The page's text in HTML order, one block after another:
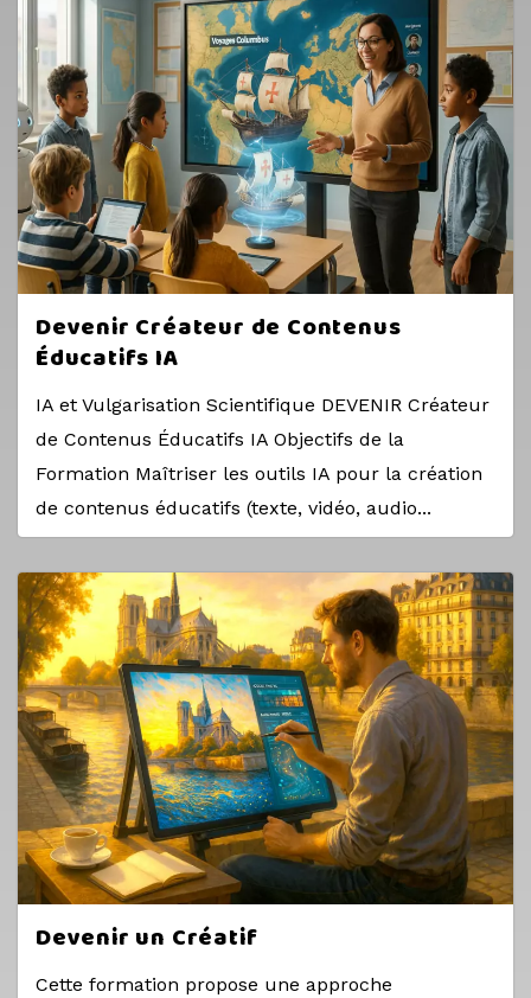
Devenir Créateur de Contenus
Éducatifs IA
IA et Vulgarisation Scientifique DEVENIR Créateur
de Contenus Éducatifs IA Objectifs de la
Formation Maîtriser les outils IA pour la création
de contenus éducatifs (texte, vidéo, audio...
Devenir un Créatif
Cette formation propose une approche